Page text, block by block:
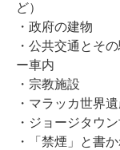
ど）
・政府の建物
・公共交通とそ
ー車内
・宗教施設
・マラッカ世界
・ジョージタウ
・「禁煙」と書